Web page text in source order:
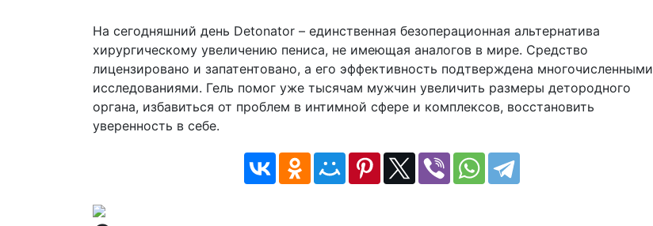
На сегодняшний день Detonator – единственная безоперационная альтернатива
хирургическому увеличению пениса, не имеющая аналогов в мире. Средство
лицензировано и запатентовано, а его эффективность подтверждена многочисленными
исследованиями. Гель помог уже тысячам мужчин увеличить размеры детородного
органа, избавиться от проблем в интимной сфере и комплексов, восстановить
уверенность в себе.